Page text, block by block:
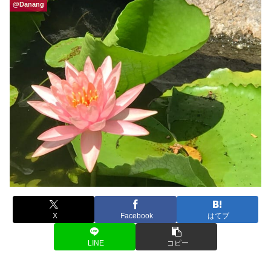
@Danang
X Facebook はてブ
LINE コピー